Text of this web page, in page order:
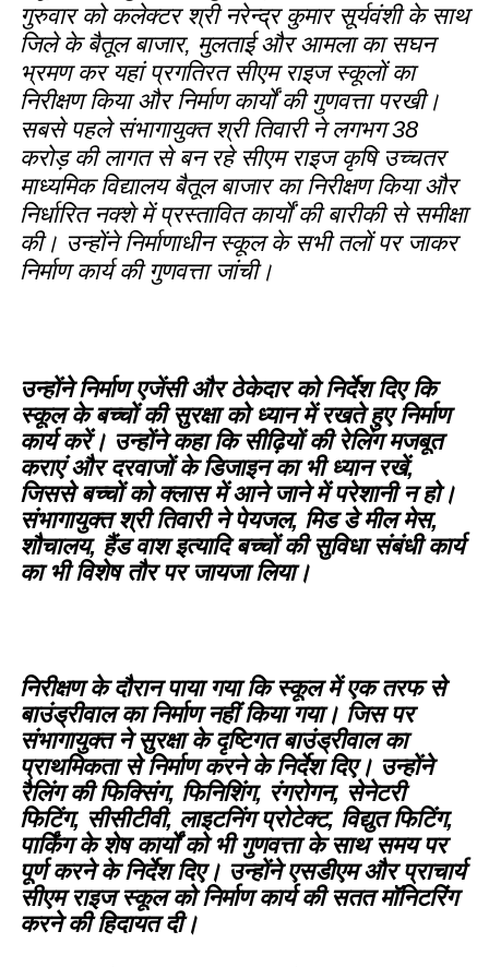
गुरुवार को कलेक्टर श्री नरेन्द्र कुमार सूर्यवंशी के साथ
जिले के बैतूल बाजार, मुलताई और आमला का सघन
भ्रमण कर यहां प्रगतिरत सीएम राइज स्कूलों का
निरीक्षण किया और निर्माण कार्यों की गुणवत्ता परखी।
सबसे पहले संभागायुक्त श्री तिवारी ने लगभग 38
करोड़ की लागत से बन रहे सीएम राइज कृषि उच्चतर
माध्यमिक विद्यालय बैतूल बाजार का निरीक्षण किया और
निर्धारित नक्शे में प्रस्तावित कार्यों की बारीकी से समीक्षा
की। उन्होंने निर्माणाधीन स्कूल के सभी तलों पर जाकर
निर्माण कार्य की गुणवत्ता जांची।
उन्होंने निर्माण एजेंसी और ठेकेदार को निर्देश दिए कि
स्कूल के बच्चों की सुरक्षा को ध्यान में रखते हुए निर्माण
कार्य करें। उन्होंने कहा कि सीढ़ियों की रेलिंग मजबूत
कराएं और दरवाजों के डिजाइन का भी ध्यान रखें,
जिससे बच्चों को क्लास में आने जाने में परेशानी न हो।
संभागायुक्त श्री तिवारी ने पेयजल, मिड डे मील मेस,
शौचालय, हैंड वाश इत्यादि बच्चों की सुविधा संबंधी कार्य
का भी विशेष तौर पर जायजा लिया।
निरीक्षण के दौरान पाया गया कि स्कूल में एक तरफ से
बाउंड्रीवाल का निर्माण नहीं किया गया। जिस पर
संभागायुक्त ने सुरक्षा के दृष्टिगत बाउंड्रीवाल का
प्राथमिकता से निर्माण करने के निर्देश दिए। उन्होंने
रैलिंग की फिक्सिंग, फिनिशिंग, रंगरोगन, सेनेटरी
फिटिंग, सीसीटीवी, लाइटनिंग प्रोटेक्ट, विद्युत फिटिंग,
पार्किंग के शेष कार्यों को भी गुणवत्ता के साथ समय पर
पूर्ण करने के निर्देश दिए। उन्होंने एसडीएम और प्राचार्य
सीएम राइज स्कूल को निर्माण कार्य की सतत मॉनिटरिंग
करने की हिदायत दी।